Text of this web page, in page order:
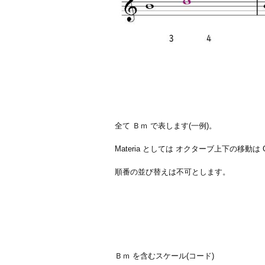
全て Ｂｍ で表します(一例)。
Materia としては オクターブ上下の移動は
順番の並び替えは不可とします。
Ｂｍ を含むスケール(コード)